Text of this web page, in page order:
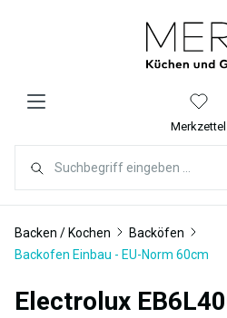
Merkzettel
Backen / Kochen
Backöfen
Backofen Einbau - EU-Norm 60cm
Electrolux